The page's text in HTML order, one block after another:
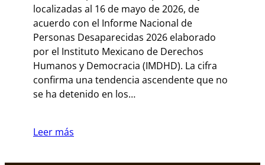
localizadas al 16 de mayo de 2026, de
acuerdo con el Informe Nacional de
Personas Desaparecidas 2026 elaborado
por el Instituto Mexicano de Derechos
Humanos y Democracia (IMDHD). La cifra
confirma una tendencia ascendente que no
se ha detenido en los…
Leer más